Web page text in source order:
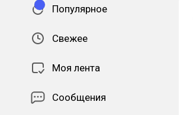
Популярное
Свежее
Моя лента
Сообщения